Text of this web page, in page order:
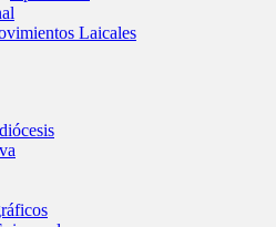
Laicales